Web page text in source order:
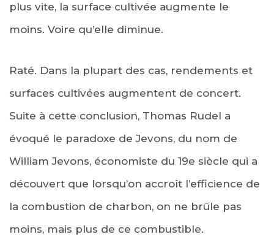
plus vite, la surface cultivée augmente le
moins. Voire qu’elle diminue.
Raté. Dans la plupart des cas, rendements et
surfaces cultivées augmentent de concert.
Suite à cette conclusion, Thomas Rudel a
évoqué le paradoxe de Jevons, du nom de
William Jevons, économiste du 19e siècle qui a
découvert que lorsqu’on accroît l’efficience de
la combustion de charbon, on ne brûle pas
moins, mais plus de ce combustible.